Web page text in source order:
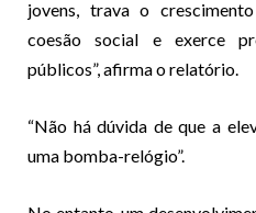
jovens, trava o
coesão social e exerce
públicos”, afirma o relatório.
“Não há dúvida de que a
uma bomba-relógio”.